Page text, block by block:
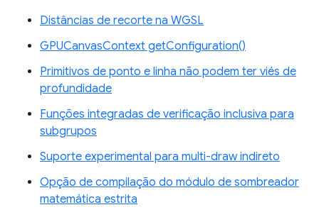
Distâncias de recorte na WGSL
GPUCanvasContext getConfiguration()
Primitivos de ponto e linha não podem ter viés de
profundidade
Funções integradas de verificação inclusiva para
subgrupos
Suporte experimental para multi-draw indireto
Opção de compilação do módulo de sombreador
matemática estrita